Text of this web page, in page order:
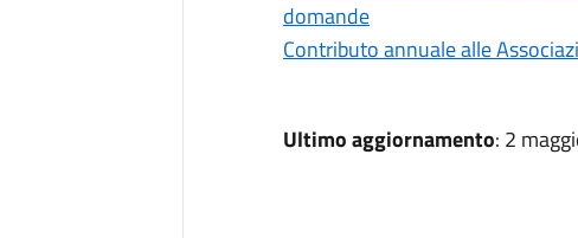
domande
Contributo annuale alle
Ultimo aggiornamento: 2